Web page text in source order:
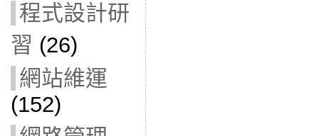
程式設計研
習 (26)
網站維運
(152)